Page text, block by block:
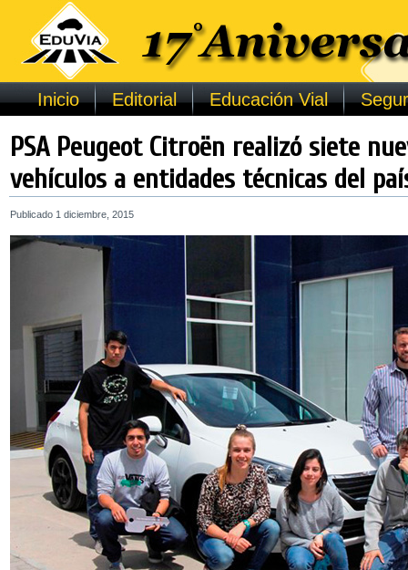
Inicio Editorial Educación Vial
PSA Peugeot Citroën realizó siete
vehículos a entidades técnicas del
Publicado 1 diciembre, 2015